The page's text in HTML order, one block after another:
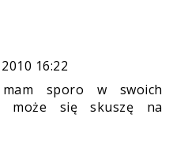
16:22
sporo w swoich
może się skuszę na